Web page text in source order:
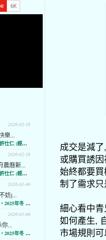
成交是減
或購買誘
始終都要
制了需求只
細心看中
如何產生,
市場規則
2026-02-16
樂...
仁 (經濟通)
2026-02-16
農曆新...
仁 (經濟通)
2026-01-06
妨j...
年冬 (經濟通)
2026-01-06
你...
年冬 (經濟通)